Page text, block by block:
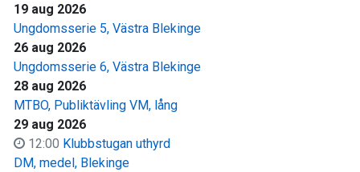
19 aug 2026
Ungdomsserie 5, Västra Blekinge
26 aug 2026
Ungdomsserie 6, Västra Blekinge
28 aug 2026
MTBO, Publiktävling VM, lång
29 aug 2026
12:00 Klubbstugan uthyrd
DM, medel, Blekinge